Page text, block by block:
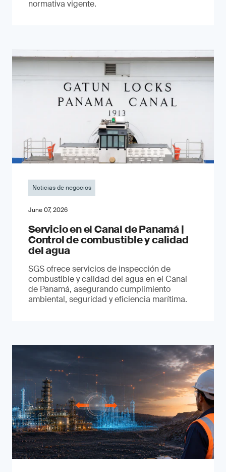
normativa vigente.
Noticias de negocios
June 07, 2026
Servicio en el Canal de Panamá |
Control de combustible y calidad
del agua
SGS ofrece servicios de inspección de
combustible y calidad del agua en el Canal
de Panamá, asegurando cumplimiento
ambiental, seguridad y eficiencia marítima.